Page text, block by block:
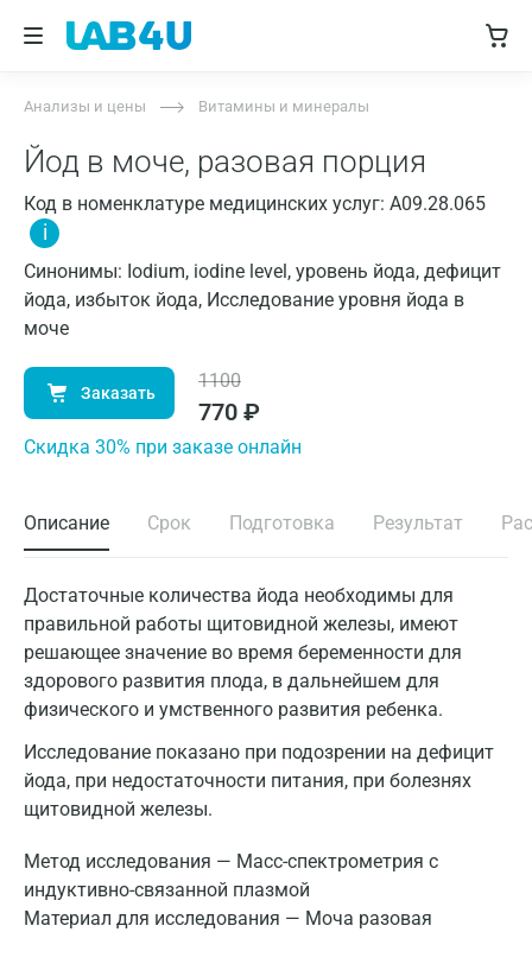
Анализы и цены Витамины и минералы
Йод в моче, разовая порция
Код в номенклатуре медицинских услуг: A09.28.065
i
Синонимы: Iodium, iodine level, уровень йода, дефицит
йода, избыток йода, Исследование уровня йода в
моче
Заказать
1100
770 ₽
Cкидка 30% при заказе онлайн
Описание Срок Подготовка Результат
Достаточные количества йода необходимы для
правильной работы щитовидной железы, имеют
решающее значение во время беременности для
здорового развития плода, в дальнейшем для
физического и умственного развития ребенка.
Исследование показано при подозрении на дефицит
йода, при недостаточности питания, при болезнях
щитовидной железы.
Метод исследования — Масс-спектрометрия с
индуктивно-связанной плазмой
Материал для исследования — Моча разовая